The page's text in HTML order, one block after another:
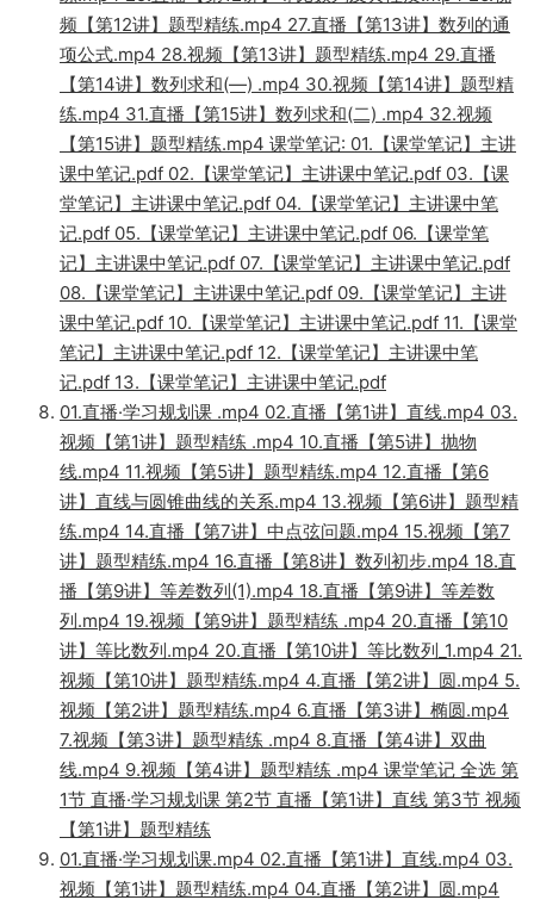
频【第12讲】题型精练.mp4 27.直播【第13讲】数列的通
项公式.mp4 28.视频【第13讲】题型精练.mp4 29.直播
【第14讲】数列求和(—) .mp4 30.视频【第14讲】题型精
练.mp4 31.直播【第15讲】数列求和(二) .mp4 32.视频
【第15讲】题型精练.mp4 课堂笔记: 01.【课堂笔记】主讲
课中笔记.pdf 02.【课堂笔记】主讲课中笔记.pdf 03.【课
堂笔记】主讲课中笔记.pdf 04.【课堂笔记】主讲课中笔
记.pdf 05.【课堂笔记】主讲课中笔记.pdf 06.【课堂笔
记】主讲课中笔记.pdf 07.【课堂笔记】主讲课中笔记.pdf
08.【课堂笔记】主讲课中笔记.pdf 09.【课堂笔记】主讲
课中笔记.pdf 10.【课堂笔记】主讲课中笔记.pdf 11.【课堂
笔记】主讲课中笔记.pdf 12.【课堂笔记】主讲课中笔
记.pdf 13.【课堂笔记】主讲课中笔记.pdf
01.直播·学习规划课 .mp4 02.直播【第1讲】直线.mp4 03.
视频【第1讲】题型精练 .mp4 10.直播【第5讲】抛物
线.mp4 11.视频【第5讲】题型精练.mp4 12.直播【第6
讲】直线与圆锥曲线的关系.mp4 13.视频【第6讲】题型精
练.mp4 14.直播【第7讲】中点弦问题.mp4 15.视频【第7
讲】题型精练.mp4 16.直播【第8讲】数列初步.mp4 18.直
播【第9讲】等差数列(1).mp4 18.直播【第9讲】等差数
列.mp4 19.视频【第9讲】题型精练 .mp4 20.直播【第10
讲】等比数列.mp4 20.直播【第10讲】等比数列_1.mp4 21.
视频【第10讲】题型精练.mp4 4.直播【第2讲】圆.mp4 5.
视频【第2讲】题型精练.mp4 6.直播【第3讲】椭圆.mp4
7.视频【第3讲】题型精练 .mp4 8.直播【第4讲】双曲
线.mp4 9.视频【第4讲】题型精练 .mp4 课堂笔记 全选 第
1节 直播·学习规划课 第2节 直播【第1讲】直线 第3节 视频
【第1讲】题型精练
01.直播·学习规划课.mp4 02.直播【第1讲】直线.mp4 03.
视频【第1讲】题型精练.mp4 04.直播【第2讲】圆.mp4